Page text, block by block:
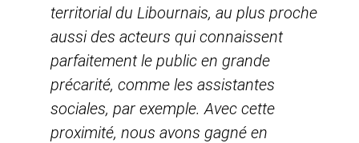
territorial du Libournais, au plus proche
aussi des acteurs qui connaissent
parfaitement le public en grande
précarité, comme les assistantes
sociales, par exemple. Avec cette
proximité, nous avons gagné en